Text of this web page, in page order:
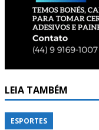
LEIA TAMBÉM
ESPORTES